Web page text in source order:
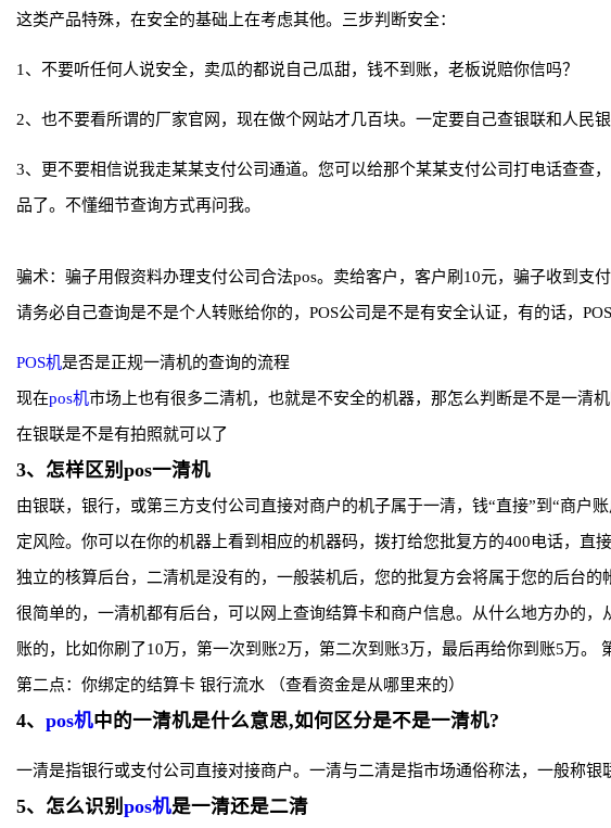
这类产品特殊，在安全的基础上在考虑其他。三步判断安全：
1、不要听任何人说安全，卖瓜的都说自己瓜甜，钱不到账，老板说赔你信吗？
2、也不要看所谓的厂家官网，现在做个网站才几百块。一定要自己查银联和人民
3、更不要相信说我走某某支付公司通道。您可以给那个某某支付公司打电话查查
品了。不懂细节查询方式再问我。
骗术：骗子用假资料办理支付公司合法pos。卖给客户，客户刷10元，骗子收到
请务必自己查询是不是个人转账给你的，POS公司是不是有安全认证，有的话，
POS机是否是正规一清机的查询的流程
现在pos机市场上也有很多二清机，也就是不安全的机器，那怎么判断是不是一清
在银联是不是有拍照就可以了
3、怎样区别pos一清机
由银联，银行，或第三方支付公司直接对商户的机子属于一清，钱“直接”到“商户
定风险。你可以在你的机器上看到相应的机器码，拨打给您批复方的400电话，
独立的核算后台，二清机是没有的，一般装机后，您的批复方会将属于您的后台
很简单的，一清机都有后台，可以网上查询结算卡和商户信息。从什么地方办的
账的，比如你刷了10万，第一次到账2万，第二次到账3万，最后再给你到账5万。
第二点：你绑定的结算卡 银行流水 （查看资金是从哪里来的）
4、 pos机中的一清机是什么意思,如何区分是不是一清机?
一清是指银行或支付公司直接对接商户。一清与二清是指市场通俗称法，一般称银
5、怎么识别 pos机是一清还是二清